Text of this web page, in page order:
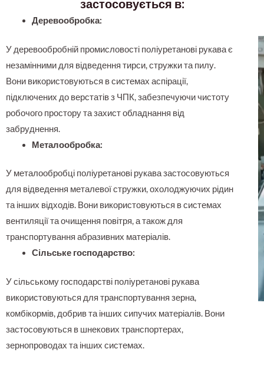
застосовується в:
Деревообробка:
У деревообробній промисловості поліуретанові рукава є
незамінними для відведення тирси, стружки та пилу.
Вони використовуються в системах аспірації,
підключених до верстатів з ЧПК, забезпечуючи чистоту
робочого простору та захист обладнання від
забруднення.
Металообробка:
У металообробці поліуретанові рукава застосовуються
для відведення металевої стружки, охолоджуючих рідин
та інших відходів. Вони використовуються в системах
вентиляції та очищення повітря, а також для
транспортування абразивних матеріалів.
Сільське господарство:
У сільському господарстві поліуретанові рукава
використовуються для транспортування зерна,
комбікормів, добрив та інших сипучих матеріалів. Вони
застосовуються в шнекових транспортерах,
зернопроводах та інших системах.